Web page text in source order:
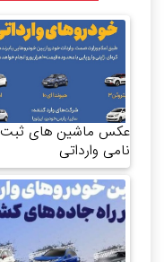
عکس ماشین های ثبت
نامی وارداتی